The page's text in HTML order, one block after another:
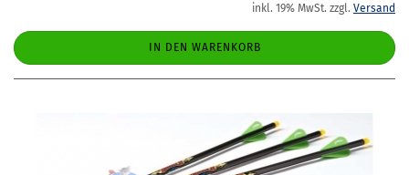
inkl. 19% MwSt. zzgl. Versand
IN DEN WARENKORB